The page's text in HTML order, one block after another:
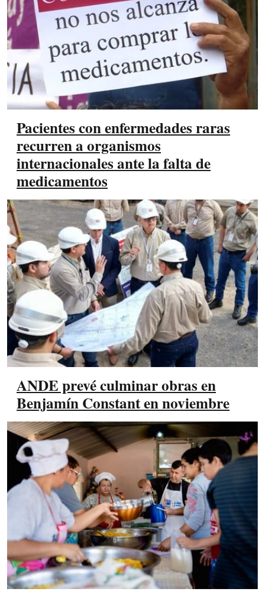
Pacientes con enfermedades raras
recurren a organismos
internacionales ante la falta de
medicamentos
ANDE prevé culminar obras en
Benjamín Constant en noviembre